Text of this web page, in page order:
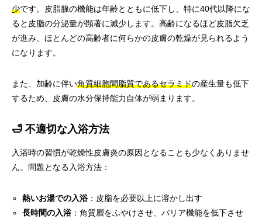
少です。皮脂腺の機能は年齢とともに低下し、特に40代以降にな
ると皮脂の分泌量が顕著に減少します。高齢になるほど皮脂欠乏
が進み、ほとんどの高齢者に何らかの皮膚の乾燥が見られるよう
になります。
また、加齢に伴い角質細胞間脂質であるセラミドの産生量も低下
するため、皮膚の水分保持能力自体が弱まります。
🛁 不適切な入浴方法
入浴時の習慣が乾燥性皮膚炎の原因となることも少なくありませ
ん。問題となる入浴方法：
熱いお湯での入浴 ：皮脂を必要以上に溶かし出す
長時間の入浴 ：角質層をふやけさせ、バリア機能を低下させ